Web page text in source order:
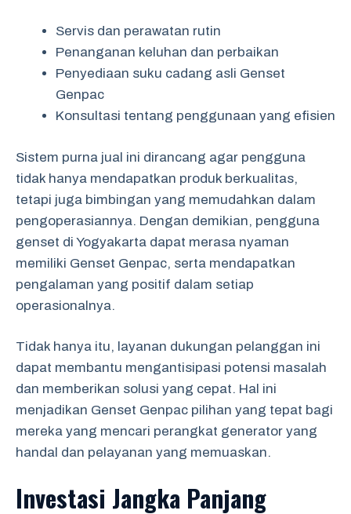
Servis dan perawatan rutin
Penanganan keluhan dan perbaikan
Penyediaan suku cadang asli Genset
Genpac
Konsultasi tentang penggunaan yang efisien
Sistem purna jual ini dirancang agar pengguna
tidak hanya mendapatkan produk berkualitas,
tetapi juga bimbingan yang memudahkan dalam
pengoperasiannya. Dengan demikian, pengguna
genset di Yogyakarta dapat merasa nyaman
memiliki Genset Genpac, serta mendapatkan
pengalaman yang positif dalam setiap
operasionalnya.
Tidak hanya itu, layanan dukungan pelanggan ini
dapat membantu mengantisipasi potensi masalah
dan memberikan solusi yang cepat. Hal ini
menjadikan Genset Genpac pilihan yang tepat bagi
mereka yang mencari perangkat generator yang
handal dan pelayanan yang memuaskan.
Investasi Jangka Panjang